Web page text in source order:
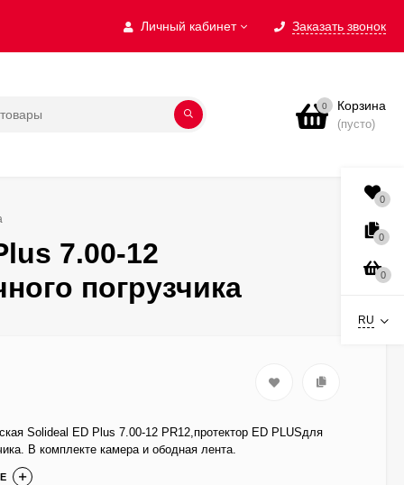
Личный кабинет Заказать звонок
0 Корзина
(пусто)
7.00-12
погрузчика
Solideal ED Plus 7.00-12 PR12,протектор ED PLUSдля
В комплекте камера и ободная лента.
0
0
0
RU